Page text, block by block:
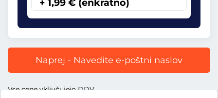
+ 1,99 € (enkratno)
Naprej - Navedite e-poštni naslov
Vse cene vključujejo DDV.